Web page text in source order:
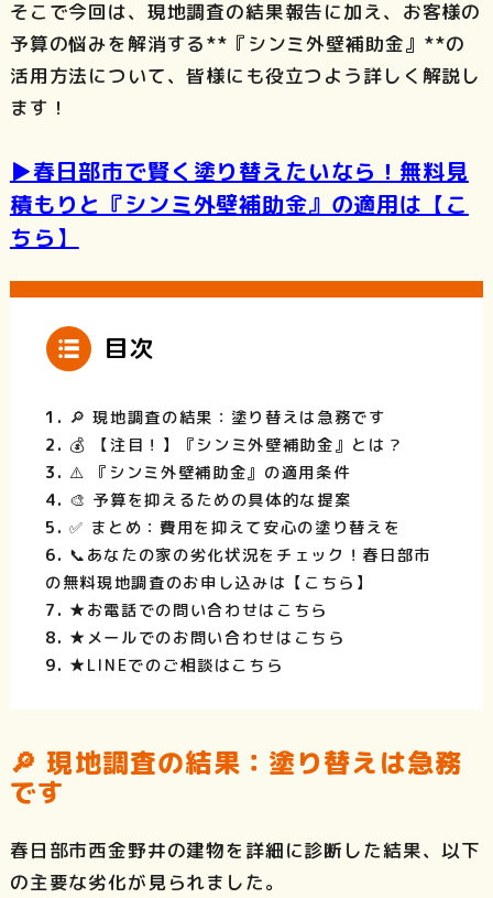
そこで今回は、現地調査の結果報告に加え、お客様の
予算の悩みを解消する**『シンミ外壁補助金』**の
活用方法について、皆様にも役立つよう詳しく解説し
ます！
▶️春日部市で賢く塗り替えたいなら！無料見
積もりと『シンミ外壁補助金』の適用は【こ
ちら】
目次
🔎 現地調査の結果：塗り替えは急務です
💰 【注目！】『シンミ外壁補助金』とは？
⚠️ 『シンミ外壁補助金』の適用条件
🎨 予算を抑えるための具体的な提案
✅ まとめ：費用を抑えて安心の塗り替えを
📞あなたの家の劣化状況をチェック！春日部市
の無料現地調査のお申し込みは【こちら】
★お電話での問い合わせはこちら
★メールでのお問い合わせはこちら
★LINEでのご相談はこちら
🔎 現地調査の結果：塗り替えは急務
です
春日部市西金野井の建物を詳細に診断した結果、以下
の主要な劣化が見られました。